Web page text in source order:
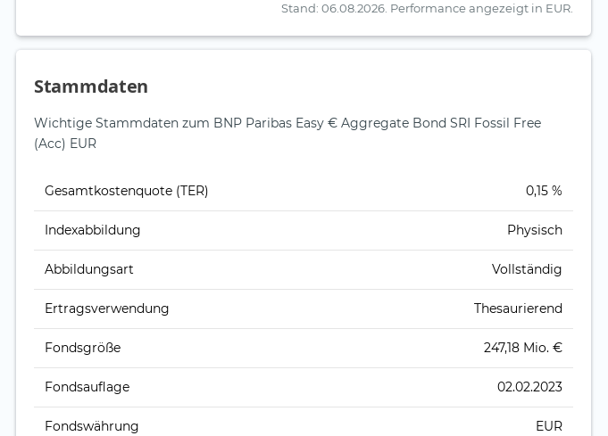
Stand: 06.08.2026. Performance angezeigt in EUR.
Stammdaten
Wichtige Stammdaten zum BNP Paribas Easy € Aggregate Bond SRI Fossil Free
(Acc) EUR
Gesamt­kosten­quote (TER) 0,15 %
Index­abbildung Physisch
Abbildungs­art Vollständig
Ertrags­verwendung Thesaurierend
Fonds­größe 247,18 Mio. €
Fonds­auflage 02.02.2023
Fonds­währung EUR